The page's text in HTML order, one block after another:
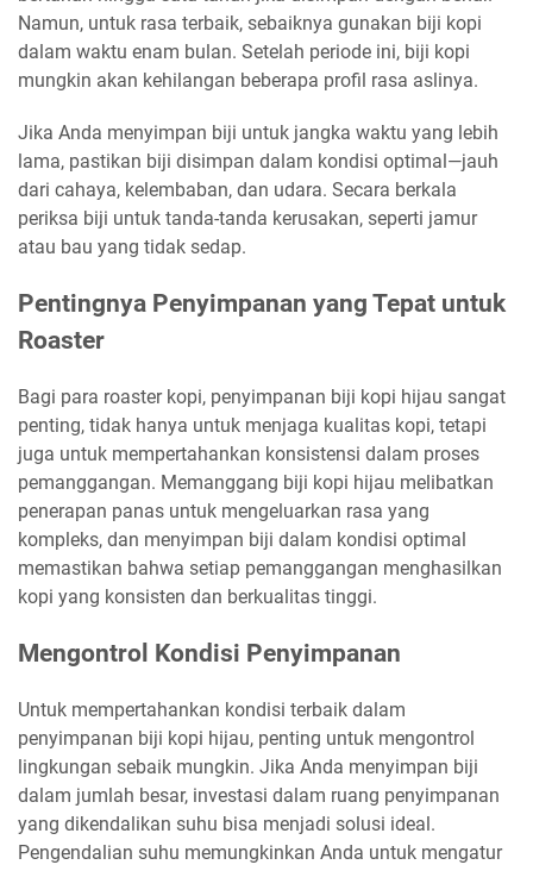
Namun, untuk rasa terbaik, sebaiknya gunakan biji kopi
dalam waktu enam bulan. Setelah periode ini, biji kopi
mungkin akan kehilangan beberapa profil rasa aslinya.
Jika Anda menyimpan biji untuk jangka waktu yang lebih
lama, pastikan biji disimpan dalam kondisi optimal—jauh
dari cahaya, kelembaban, dan udara. Secara berkala
periksa biji untuk tanda-tanda kerusakan, seperti jamur
atau bau yang tidak sedap.
Pentingnya Penyimpanan yang Tepat untuk
Roaster
Bagi para roaster kopi, penyimpanan biji kopi hijau sangat
penting, tidak hanya untuk menjaga kualitas kopi, tetapi
juga untuk mempertahankan konsistensi dalam proses
pemanggangan. Memanggang biji kopi hijau melibatkan
penerapan panas untuk mengeluarkan rasa yang
kompleks, dan menyimpan biji dalam kondisi optimal
memastikan bahwa setiap pemanggangan menghasilkan
kopi yang konsisten dan berkualitas tinggi.
Mengontrol Kondisi Penyimpanan
Untuk mempertahankan kondisi terbaik dalam
penyimpanan biji kopi hijau, penting untuk mengontrol
lingkungan sebaik mungkin. Jika Anda menyimpan biji
dalam jumlah besar, investasi dalam ruang penyimpanan
yang dikendalikan suhu bisa menjadi solusi ideal.
Pengendalian suhu memungkinkan Anda untuk mengatur